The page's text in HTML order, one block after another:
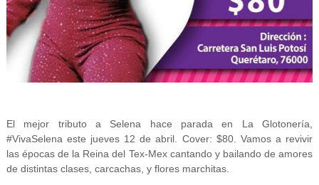
El mejor tributo a Selena hace parada en La Glotonería,
#VivaSelena este jueves 12 de abril. Cover: $80. Vamos a revivir
las épocas de la Reina del Tex-Mex cantando y bailando de amores
de distintas clases, carcachas, y flores marchitas.